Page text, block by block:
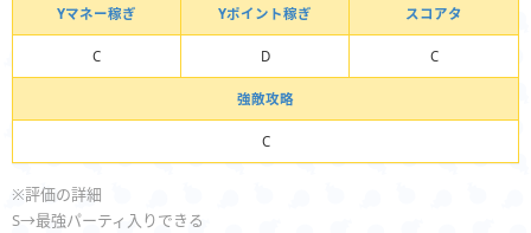
Yマネー稼ぎ Yポイント稼ぎ スコアタ
C D C
強敵攻略
C
※評価の詳細
S→最強パーティ入りできる